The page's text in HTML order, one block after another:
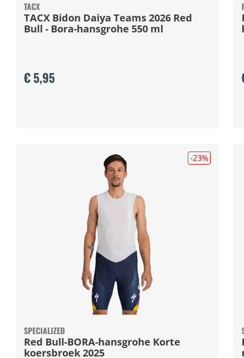
TACX
TACX Bidon Daiya Teams 2026 Red
Bull - Bora-hansgrohe 550 ml
€ 5,95
-23%
SPECIALIZED
Red Bull-BORA-hansgrohe Korte
koersbroek 2025